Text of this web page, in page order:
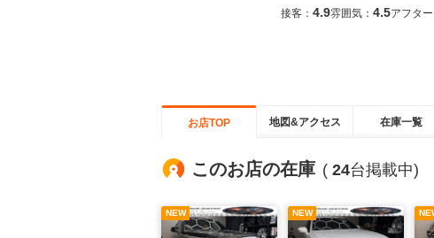
接客： 4.9雰囲気： 4.5アフター
お店TOP 地図&アクセス 在庫一覧
このお店の在庫 ( 24台掲載中)
NEW NEW